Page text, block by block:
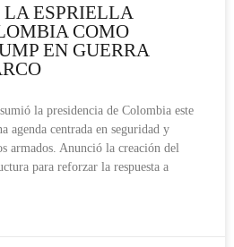
ESPRIELLA
COMO
EN GUERRA
la presidencia de Colombia este
agenda centrada en seguridad y
armados. Anunció la creación del
para reforzar la respuesta a